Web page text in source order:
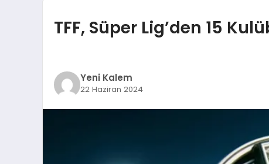
TFF, Süper Lig’den 15
Yeni Kalem
22 Haziran 2024